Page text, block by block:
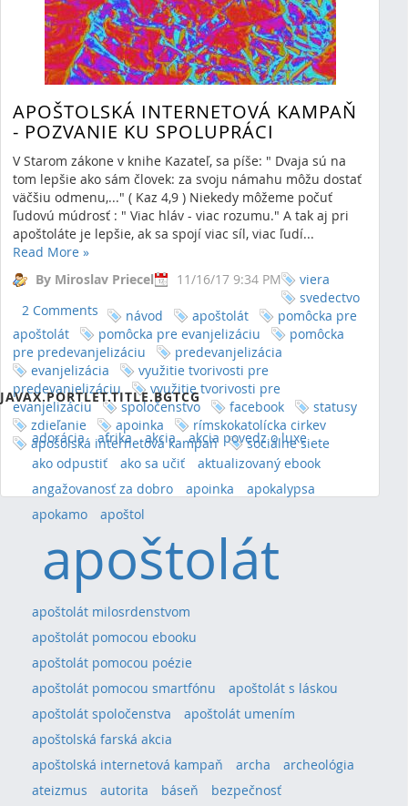
APOŠTOLSKÁ INTERNETOVÁ KAMPAŇ
- POZVANIE KU SPOLUPRÁCI
V Starom zákone v knihe Kazateľ, sa píše: " Dvaja sú na
tom lepšie ako sám človek: za svoju námahu môžu dostať
väčšiu odmenu,..." ( Kaz 4,9 ) Niekedy môžeme počuť
ľudovú múdrosť : " Viac hláv - viac rozumu." A tak aj pri
apoštoláte je lepšie, ak sa spojí viac síl, viac ľudí...
Read More »
By Miroslav Priecel
11/16/17 9:34 PM
2 Comments
viera
svedectvo
návod
apoštolát
pomôcka pre
apoštolát
pomôcka pre evanjelizáciu
pomôcka
pre predevanjelizáciu
predevanjelizácia
evanjelizácia
využitie tvorivosti pre
predevanjelizáciu
využitie tvorivosti pre
evanjelizáciu
spoločenstvo facebook
statusy
zdieľanie
apoinka
rímskokatolícka cirkev
apošolská internetová kampaň
sociálne siete
RSS (Opens New Window)
Showing 0 results.
JAVAX.PORTLET.TITLE.BGTCG
adorácia afrika akcia
akcia povedz o luxe
ako odpustiť
ako sa učiť
aktualizovaný ebook
angažovanosť za dobro
apoinka
apokalypsa
apokamo
apoštol
apoštolát
apoštolát milosrdenstvom
apoštolát pomocou ebooku
apoštolát pomocou poézie
apoštolát pomocou smartfónu
apoštolát s láskou
apoštolát spoločenstva
apoštolát umením
apoštolská farská akcia
apoštolská internetová kampaň
archa
archeológia
ateizmus
autorita báseň bezpečnosť